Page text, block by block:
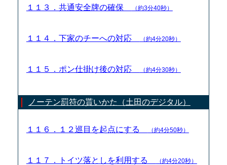
１１３．共通安全牌の確保 （約3分40秒）
１１４．下家のチーへの対応 （約4分20秒）
１１５．ポン仕掛け後の対応 （約4分30秒）
ノーテン罰符の貰いかた（土田のデジタル）
１１６．１２巡目を起点にする （約4分50秒）
１１７．トイツ落としを利用する （約4分20秒）